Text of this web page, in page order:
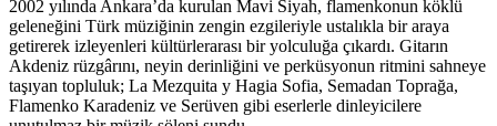
2002 yılında Ankara’da kurulan Mavi Siyah, flamenkonun köklü
geleneğini Türk müziğinin zengin ezgileriyle ustalıkla bir araya
getirerek izleyenleri kültürlerarası bir yolculuğa çıkardı. Gitarın
Akdeniz rüzgârını, neyin derinliğini ve perküsyonun ritmini sahneye
taşıyan topluluk; La Mezquita y Hagia Sofia, Semadan Toprağa,
Flamenko Karadeniz ve Serüven gibi eserlerle dinleyicilere